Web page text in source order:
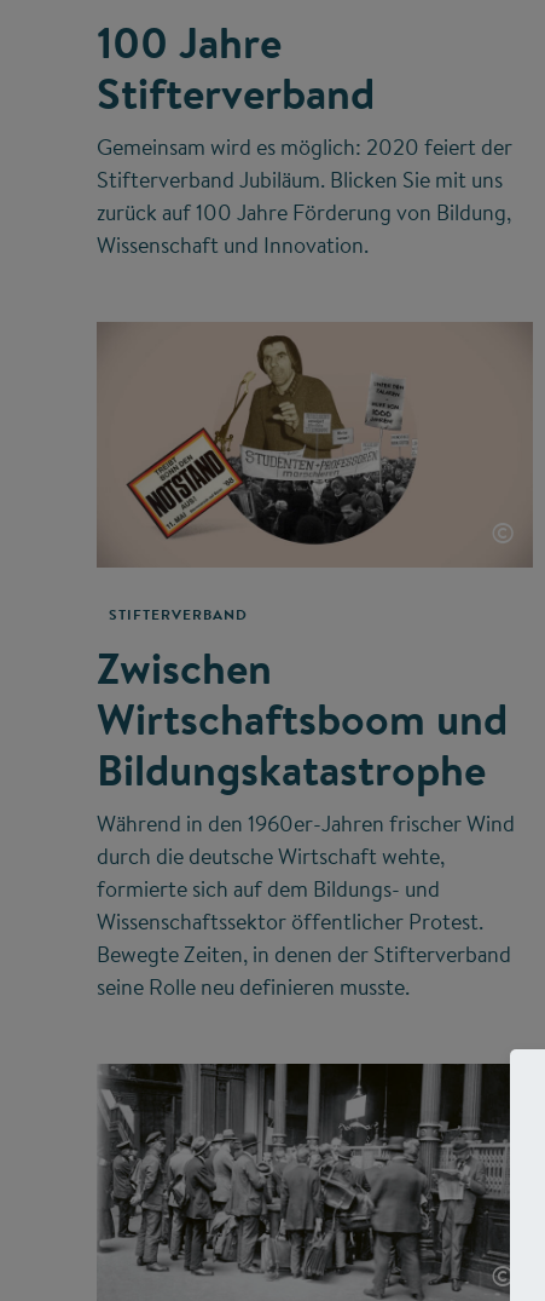
100 Jahre
Stifterverband
Gemeinsam wird es möglich: 2020 feiert der
Stifterverband Jubiläum. Blicken Sie mit uns
zurück auf 100 Jahre Förderung von Bildung,
Wissenschaft und Innovation.
©
STIFTERVERBAND
Zwischen
Wirtschaftsboom und
Bildungskatastrophe
Während in den 1960er-Jahren frischer Wind
durch die deutsche Wirtschaft wehte,
formierte sich auf dem Bildungs- und
Wissenschaftssektor öffentlicher Protest.
Bewegte Zeiten, in denen der Stifterverband
seine Rolle neu definieren musste.
©